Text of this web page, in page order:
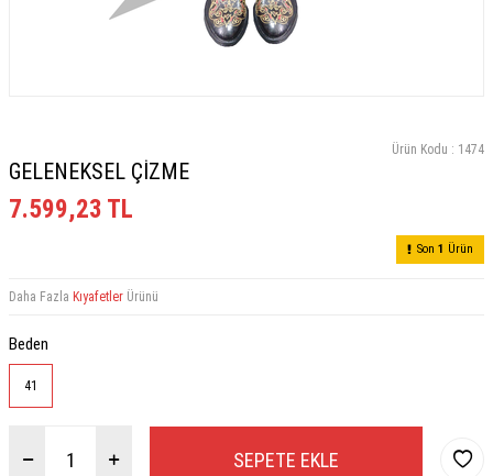
Ürün Kodu : 1474
GELENEKSEL ÇİZME
7.599,23 TL
Son 1 Ürün
Daha Fazla Kıyafetler Ürünü
Beden
41
SEPETE EKLE